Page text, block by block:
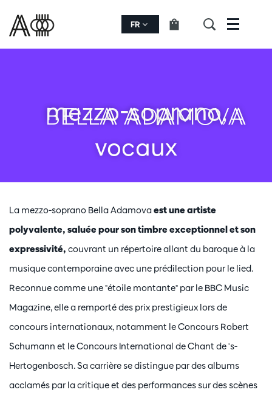
FR Menu
BELLA ADAMOVA
mezzo-soprano,
vocaux
La mezzo-soprano Bella Adamovaest une artiste
polyvalente, saluée pour son timbre exceptionnel et son
expressivité, couvrant un répertoire allant du baroque à la
musique contemporaine avec une prédilection pour le lied.
Reconnue comme une "étoile montante" par le BBC Music
Magazine, elle a remporté des prix prestigieux lors de
concours internationaux, notamment le Concours Robert
Schumann et le Concours International de Chant de 's-
Hertogenbosch. Sa carrière se distingue par des albums
acclamés par la critique et des performances sur des scènes